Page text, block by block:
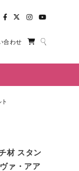
合わせ
材 スタン
ァ・アア